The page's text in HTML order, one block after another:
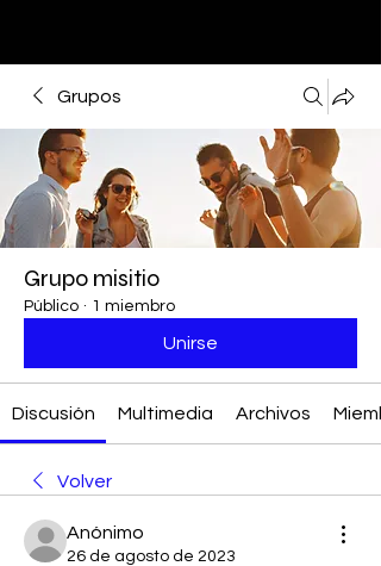
Grupos
Grupo misitio
Público · 1 miembro
Unirse
Discusión Multimedia Archivos
Volver
Anónimo
26 de agosto de 2023